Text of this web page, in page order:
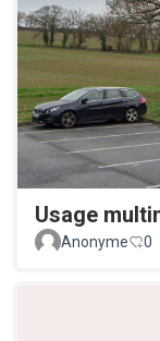
Usage
Anonyme 0